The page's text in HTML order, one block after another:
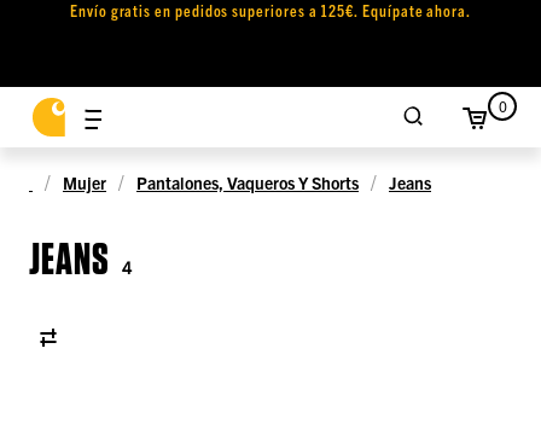
Envío gratis en pedidos superiores a 125€. Equípate ahora.
0
Mujer Pantalones, Vaqueros Y Shorts Jeans
JEANS 4